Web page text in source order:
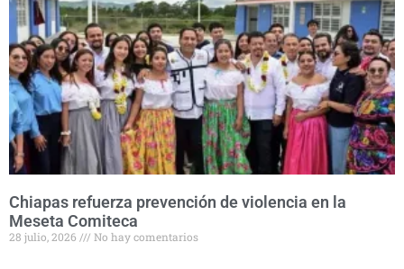
Chiapas refuerza prevención de violencia en la
Meseta Comiteca
28 julio, 2026 No hay comentarios